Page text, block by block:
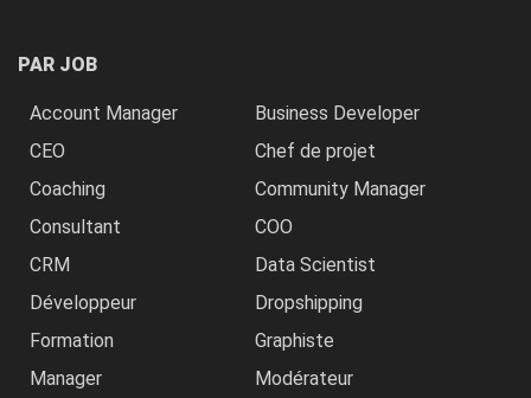
PAR JOB
Account Manager
Business Developer
CEO
Chef de projet
Coaching
Community Manager
Consultant
COO
CRM
Data Scientist
Développeur
Dropshipping
Formation
Graphiste
Manager
Modérateur